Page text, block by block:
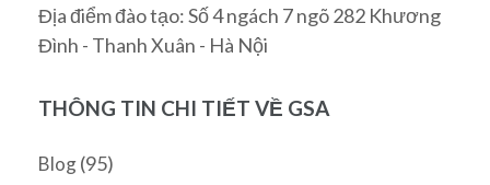
Địa điểm đào tạo: Số 4 ngách 7 ngõ 282 Khương
Đình - Thanh Xuân - Hà Nội
THÔNG TIN CHI TIẾT VỀ GSA
Blog(95)